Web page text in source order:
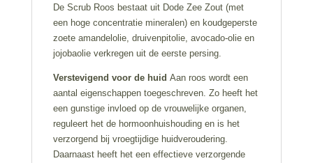
De Scrub Roos bestaat uit Dode Zee Zout (met
een hoge concentratie mineralen) en koudgeperste
zoete amandelolie, druivenpitolie, avocado-olie en
jojobaolie verkregen uit de eerste persing.
Verstevigend voor de huid Aan roos wordt een
aantal eigenschappen toegeschreven. Zo heeft het
een gunstige invloed op de vrouwelijke organen,
reguleert het de hormoonhuishouding en is het
verzorgend bij vroegtijdige huidveroudering.
Daarnaast heeft het een effectieve verzorgende